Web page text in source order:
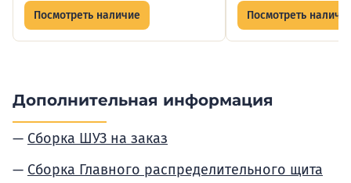
Посмотреть наличие Посмотреть
Дополнительная информация
Сборка ШУЗ на заказ
Сборка Главного распределительного щита